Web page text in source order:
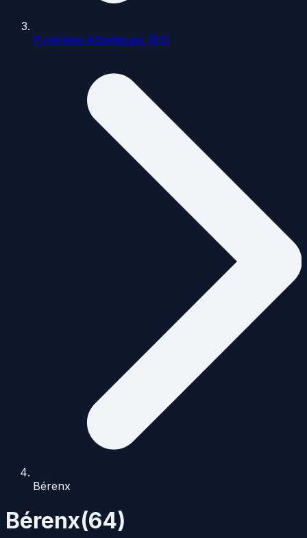
Pyrénées-Atlantiques (64)
Bérenx
Bérenx(64)